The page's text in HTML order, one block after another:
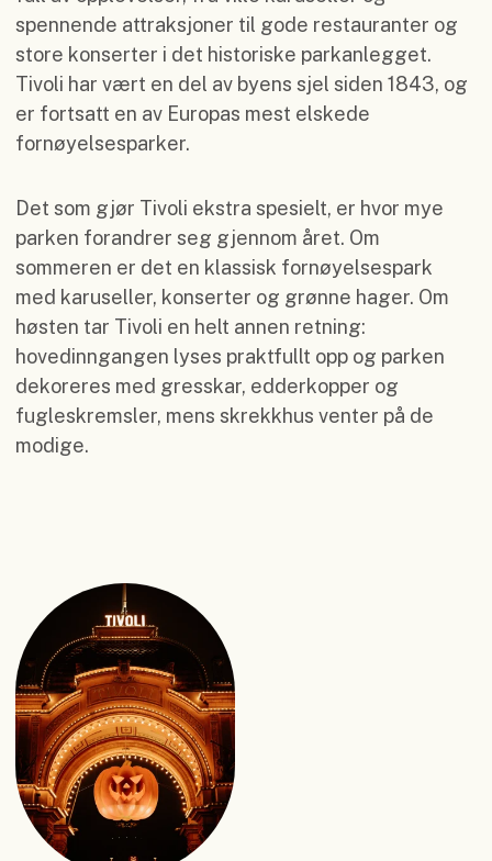
spennende attraksjoner til gode restauranter og
store konserter i det historiske parkanlegget.
Tivoli har vært en del av byens sjel siden 1843, og
er fortsatt en av Europas mest elskede
fornøyelsesparker.
Det som gjør Tivoli ekstra spesielt, er hvor mye
parken forandrer seg gjennom året. Om
sommeren er det en klassisk fornøyelsespark
med karuseller, konserter og grønne hager. Om
høsten tar Tivoli en helt annen retning:
hovedinngangen lyses praktfullt opp og parken
dekoreres med gresskar, edderkopper og
fugleskremsler, mens skrekkhus venter på de
modige.